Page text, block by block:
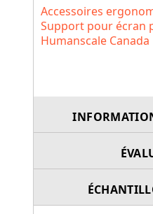
Accessoires
Support pour écran
Humanscale Canada